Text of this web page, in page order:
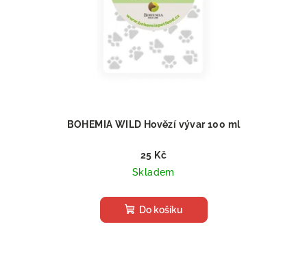
BOHEMIA WILD Hovězí vývar 100 ml
25 Kč
Skladem
Do košíku